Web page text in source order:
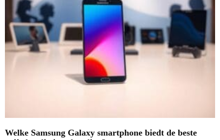
Welke Samsung Galaxy smartphone biedt de beste